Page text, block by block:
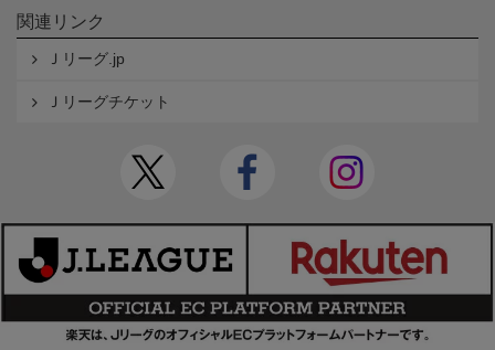
関連リンク
Ｊリーグ.jp
Ｊリーグチケット